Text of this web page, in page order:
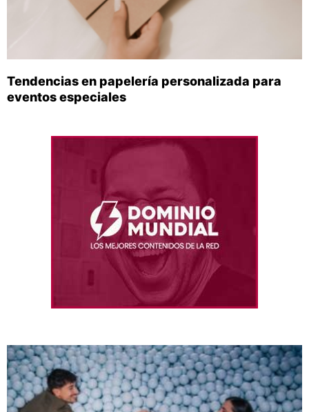
Tendencias en papelería personalizada para
eventos especiales